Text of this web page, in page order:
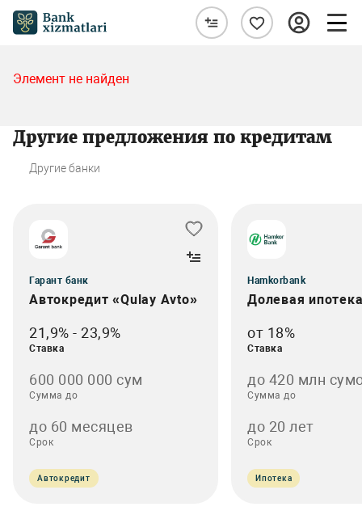
Элемент не найден
Другие предложения по кредитам
Другие банки
Гарант банк
Автокредит «Qulay Avto»
21,9% - 23,9%
Ставка
600 000 000 сум
Сумма до
до 60 месяцев
Срок
Автокредит
Hamkorbank
Долевая
от 18%
Ставка
до 420 млн
Сумма до
до 20 лет
Срок
Ипотека